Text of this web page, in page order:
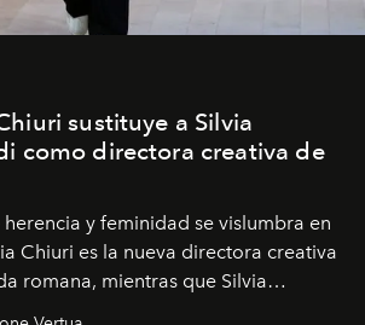
sustituye a Silvia
como directora creativa de
herencia y feminidad se vislumbra en
Chiuri es la nueva directora creativa
romana, mientras que Silvia